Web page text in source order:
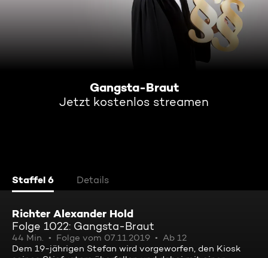
Gangsta-Braut
Jetzt kostenlos streamen
Staffel 6 Details
Richter Alexander Hold
Folge 1022: Gangsta-Braut
44 Min. Folge vom 07.11.2019
Ab 12
Dem 19-jährigen Stefan wird vorgeworfen, den Kiosk